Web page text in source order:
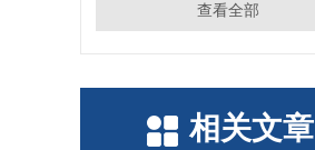
查看全部
相关文章